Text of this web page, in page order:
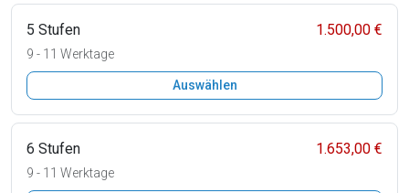
5 Stufen 1.500,00 €
9 - 11 Werktage
Auswählen
6 Stufen 1.653,00 €
9 - 11 Werktage